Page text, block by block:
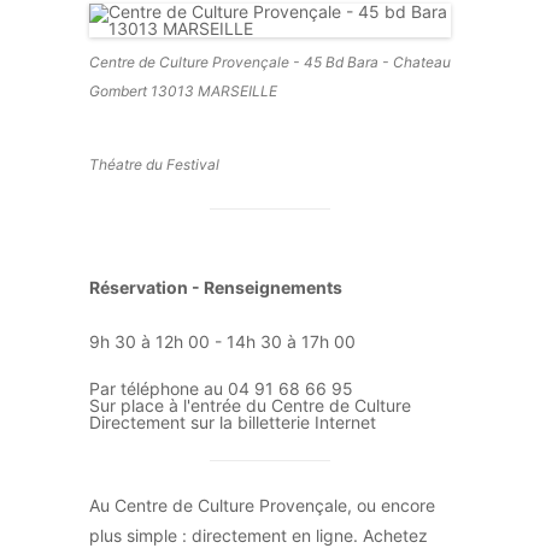
Centre de Culture Provençale - 45 Bd Bara - Chateau
Gombert 13013 MARSEILLE
Théatre du Festival
Réservation - Renseignements
9h 30 à 12h 00 - 14h 30 à 17h 00
Par téléphone au 04 91 68 66 95
Sur place à l'entrée du Centre de Culture
Directement sur la billetterie Internet
Au Centre de Culture Provençale, ou encore
plus simple : directement en ligne. Achetez